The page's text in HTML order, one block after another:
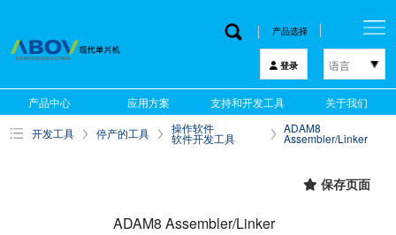
产品选择
登录 语言
한국어
English
中文
产品中心 应用方案 支持和开发工具 关于我们
开发工具 停产的工具 操作软件
软件开发工具
ADAM8
Assembler/Linker
保存页面
ADAM8 Assembler/Linker